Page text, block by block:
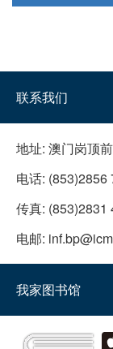
联系我们
地址: 澳门岗顶
电话: (853)2856
传真: (853)2831
电邮:
我家图书馆